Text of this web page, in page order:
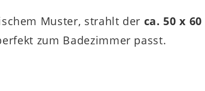
Muster, strahlt der ca. 50 x
zum Badezimmer passt.